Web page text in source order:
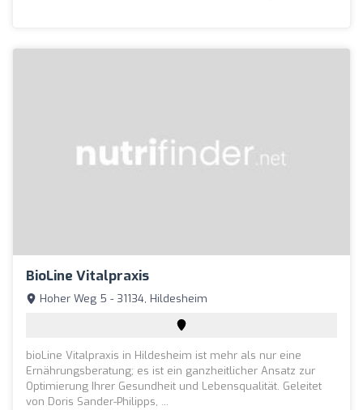
BioLine Vitalpraxis
Hoher Weg 5 - 31134, Hildesheim
bioLine Vitalpraxis in Hildesheim ist mehr als nur eine
Ernährungsberatung; es ist ein ganzheitlicher Ansatz zur
Optimierung Ihrer Gesundheit und Lebensqualität. Geleitet
von Doris Sander-Philipps, ...